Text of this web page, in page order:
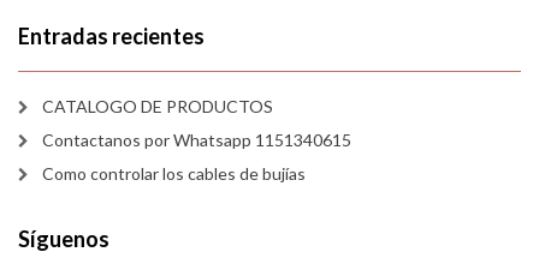
Entradas recientes
CATALOGO DE PRODUCTOS
Contactanos por Whatsapp 1151340615
Como controlar los cables de bujías
Síguenos